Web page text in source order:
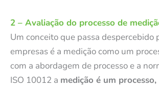
2 – Avaliação do processo de
Um conceito que passa despercebido
empresas é a medição como um
com a abordagem de processo e a
ISO 10012 a medição é um